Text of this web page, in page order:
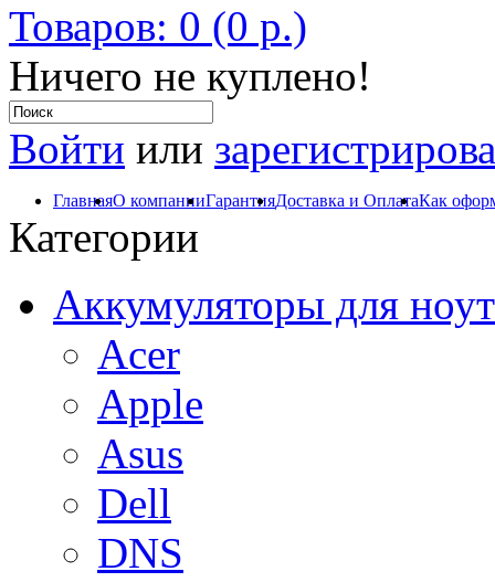
Товаров: 0 (0 р.)
Ничего не куплено!
Войти или
ГлавнаяО компанииГарантияДоставка и ОплатаКак
Категории
Аккумуляторы для
Acer
Apple
Asus
Dell
DNS